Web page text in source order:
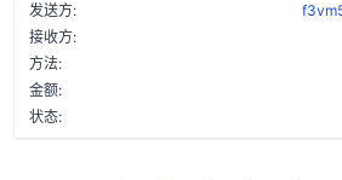
发送方:
接收方:
方法:
金额:
状态: